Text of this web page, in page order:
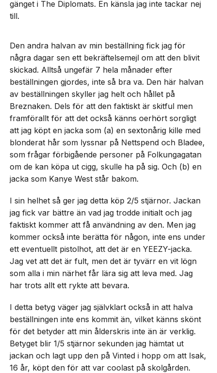
gänget i The Diplomats. En känsla jag inte tackar nej
till.
Den andra halvan av min beställning fick jag för
några dagar sen ett bekräftelsemejl om att den blivit
skickad. Alltså ungefär 7 hela månader efter
beställningen gjordes, inte så bra va. Den här halvan
av beställningen skyller jag helt och hållet på
Breznaken. Dels för att den faktiskt är skitful men
framförallt för att det också känns oerhört sorgligt
att jag köpt en jacka som (a) en sextonårig kille med
blonderat hår som lyssnar på Nettspend och Bladee,
som frågar förbigående personer på Folkungagatan
om de kan köpa ut cigg, skulle ha på sig. Och (b) en
jacka som Kanye West står bakom.
I sin helhet så ger jag detta köp 2/5 stjärnor. Jackan
jag fick var bättre än vad jag trodde initialt och jag
faktiskt kommer att få användning av den. Men jag
kommer också inte berätta för någon, inte ens under
ett eventuellt pistolhot, att det är en YEEZY-jacka.
Jag vet att det är fult, men det är tyvärr en vit lögn
som alla i min närhet får lära sig att leva med. Jag
har trots allt ett rykte att bevara.
I detta betyg väger jag självklart också in att halva
beställningen inte ens kommit än, vilket känns skönt
för det betyder att min ålderskris inte än är verklig.
Betyget blir 1/5 stjärnor sekunden jag hämtat ut
jackan och lagt upp den på Vinted i hopp om att Isak,
16 år, köpt den för att var coolast på skolgården.